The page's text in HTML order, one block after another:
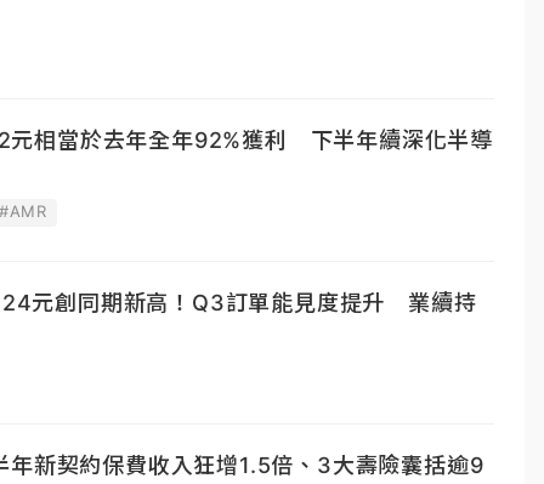
元相當於去年全年92%獲利 下半年續深化半導
元創同期新高！Q3訂單能見度提升 業續持
年新契約保費收入狂增1.5倍、3大壽險囊括逾9